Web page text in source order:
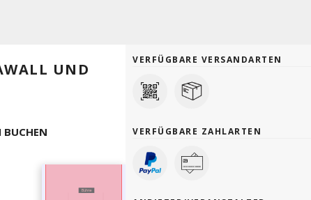
UND
BUCHEN
VERFÜGBARE VERSANDARTEN
VERFÜGBARE ZAHLARTEN